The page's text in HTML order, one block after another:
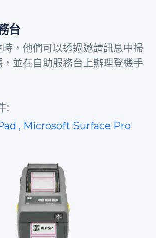
台
，他們可以透過邀請訊息中掃
並在自助服務台上辦理登機手
:
, Microsoft Surface Pro